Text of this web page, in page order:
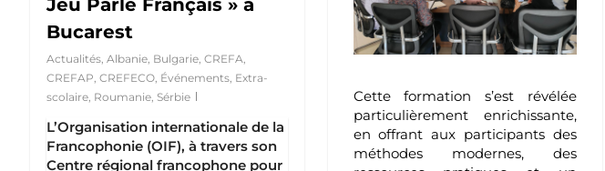
Cette formation s’est révélée
particulièrement enrichissante,
en offrant aux participants des
méthodes modernes, des
Jeu Parle Français » à
Bucarest
Actualités, Albanie, Bulgarie, CREFA
CREFAP CREFECO, Événements, Extra-
scolaire, Roumanie, Sérbie
L’Organisation internationale de la
Francophonie (OIF), à travers son
Centre régional francophone pour